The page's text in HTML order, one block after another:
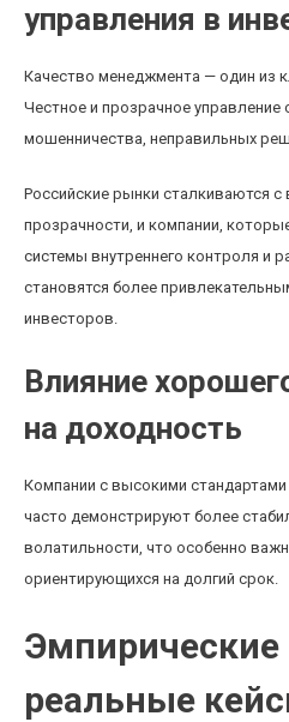
управления в
Качество менеджмента — один из
Честное и прозрачное управление
мошенничества, неправильных
Российские рынки сталкиваются
прозрачности, и компании,
системы внутреннего контроля и
становятся более
инвесторов.
Влияние
на доходность
Компании с высокими
часто демонстрируют более
волатильности, что особенно
ориентирующихся на долгий срок.
реальные